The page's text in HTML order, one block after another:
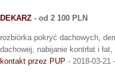
DEKARZ - od 2 100 PLN
rozbiórka pokryć dachowych,
dachowej, nabijanie kontrłat i
kontakt przez PUP - 2018-03-21 -